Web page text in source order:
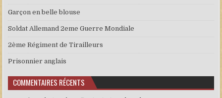
Garçon en belle blouse
Soldat Allemand 2eme Guerre Mondiale
2ème Régiment de Tirailleurs
Prisonnier anglais
COMMENTAIRES RÉCENTS